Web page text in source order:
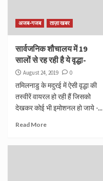
अजब-गजब ताज़ा खबर
सार्वजनिक शौचालय में 19
सालों से रह रही है ये वृद्धा-
August 24, 2019 0
तमिलनाडु के मदुरई में ऐसी वृद्धा की
तस्वीरें वायरल हो रही हैं जिसको
देखकर कोई भी इमोशनल हो जाये -...
Read More